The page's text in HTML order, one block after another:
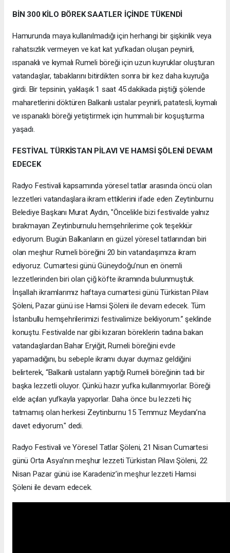
BİN 300 KİLO BÖREK SAATLER İÇİNDE TÜKENDİ
Hamurunda maya kullanılmadığı için herhangi bir şişkinlik veya
rahatsızlık vermeyen ve kat kat yufkadan oluşan peynirli,
ıspanaklı ve kıymalı Rumeli böreği için uzun kuyruklar oluşturan
vatandaşlar, tabaklarını bitirdikten sonra bir kez daha kuyruğa
girdi. Bir tepsinin, yaklaşık 1 saat 45 dakikada piştiği şölende
maharetlerini döktüren Balkanlı ustalar peynirli, patatesli, kıymalı
ve ıspanaklı böreği yetiştirmek için hummalı bir koşuşturma
yaşadı.
FESTİVAL TÜRKİSTAN PİLAVI VE HAMSİ ŞÖLENİ DEVAM
EDECEK
Radyo Festivali kapsamında yöresel tatlar arasında öncü olan
lezzetleri vatandaşlara ikram ettiklerini ifade eden Zeytinburnu
Belediye Başkanı Murat Aydın, "Öncelikle bizi festivalde yalnız
bırakmayan Zeytinburnulu hemşehrilerime çok teşekkür
ediyorum. Bugün Balkanların en güzel yöresel tatlarından biri
olan meşhur Rumeli böreğini 20 bin vatandaşımıza ikram
ediyoruz. Cumartesi günü Güneydoğu’nun en önemli
lezzetlerinden biri olan çiğ köfte ikramında bulunmuştuk.
İnşallah ikramlarımız haftaya cumartesi günü Türkistan Pilavı
Şöleni, Pazar günü ise Hamsi Şöleni ile devam edecek. Tüm
İstanbullu hemşehrilerimizi festivalimize bekliyorum.” şeklinde
konuştu. Festivalde nar gibi kızaran böreklerin tadına bakan
vatandaşlardan Bahar Eryiğit, Rumeli böreğini evde
yapamadığını, bu sebeple ikramı duyar duymaz geldiğini
belirterek, “Balkanlı ustaların yaptığı Rumeli böreğinin tadı bir
başka lezzetli oluyor. Çünkü hazır yufka kullanmıyorlar. Böreği
elde açılan yufkayla yapıyorlar. Daha önce bu lezzeti hiç
tatmamış olan herkesi Zeytinburnu 15 Temmuz Meydanı’na
davet ediyorum." dedi.
Radyo Festivali ve Yöresel Tatlar Şöleni, 21 Nisan Cumartesi
günü Orta Asya’nın meşhur lezzeti Türkistan Pilavı Şöleni, 22
Nisan Pazar günü ise Karadeniz’in meşhur lezzeti Hamsi
Şöleni ile devam edecek.